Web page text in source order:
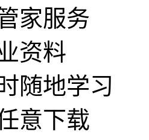
家服务
资料
随地学习
意下载